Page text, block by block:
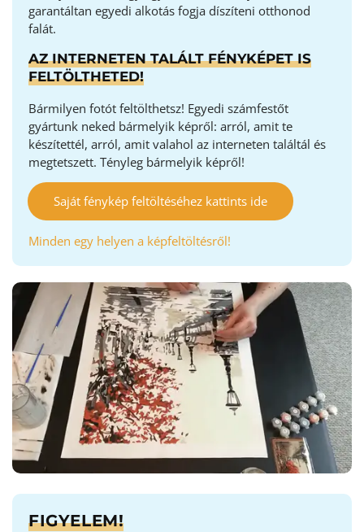
garantáltan egyedi alkotás fogja díszíteni otthonod
falát.
AZ INTERNETEN TALÁLT FÉNYKÉPET IS
FELTÖLTHETED!
Bármilyen fotót feltölthetsz! Egyedi számfestőt
gyártunk neked bármelyik képről: arról, amit te
készítettél, arról, amit valahol az interneten találtál és
megtetszett. Tényleg bármelyik képről!
Saját fénykép feltöltéséhez kattints ide
Minden egy helyen a képfeltöltésről!
FIGYELEM!